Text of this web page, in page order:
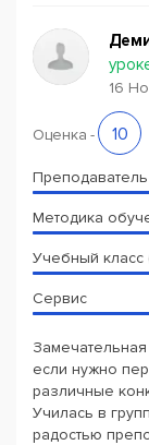
16
Оценка - 10
Преподаватель
Методика
Учебный класс
Сервис
если нужно
различные
Училась в
радостью